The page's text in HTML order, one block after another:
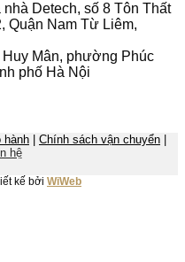
nhà Detech, số 8 Tôn Thất
Quận Nam Từ Liêm,
Huy Mân, phường Phúc
phố Hà Nội
hành Chính sách vận chuyển
hệ
kế bởi WiWeb